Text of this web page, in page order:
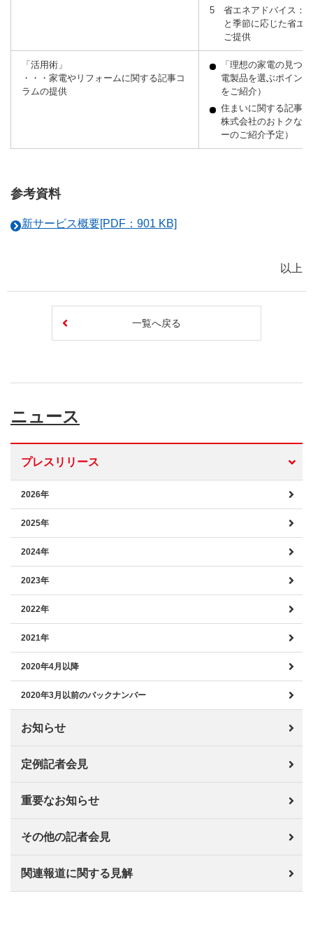
省エネアドバイス：
と季節に応じた省エ
ご提供
「活用術」
・・・家電やリフォームに関する記事コ
ラムの提供
「理想の家電の見つ
電製品を選ぶポイン
をご紹介）
住まいに関する記事
株式会社のおトクな
ーのご紹介予定）
参考資料
新サービス概要[PDF：901 KB]
以上
一覧へ戻る
ニュース
プレスリリース
2026年
2025年
2024年
2023年
2022年
2021年
2020年4月以降
2020年3月以前のバックナンバー
お知らせ
定例記者会見
重要なお知らせ
その他の記者会見
関連報道に関する見解